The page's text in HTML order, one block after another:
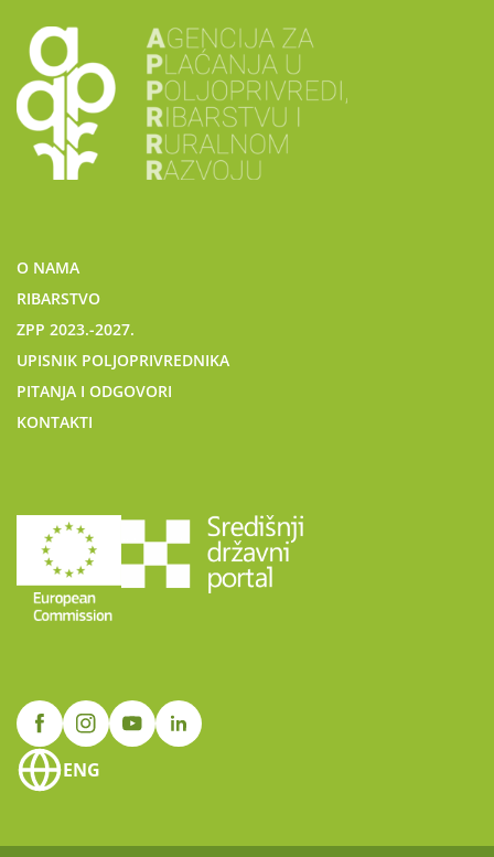
O NAMA
RIBARSTVO
ZPP 2023.-2027.
UPISNIK POLJOPRIVREDNIKA
PITANJA I ODGOVORI
KONTAKTI
ENG